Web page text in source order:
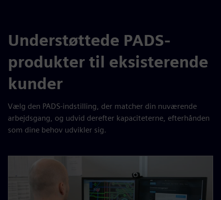
Understøttede PADS-
produkter til eksisterende
kunder
Vælg den PADS-indstilling, der matcher din nuværende
arbejdsgang, og udvid derefter kapaciteterne, efterhånden
som dine behov udvikler sig.